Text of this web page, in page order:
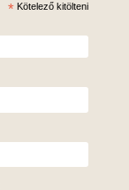
* Kötelező kitölteni